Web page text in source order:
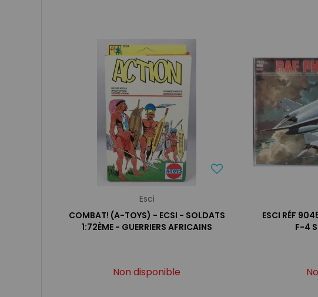
Esci
COMBAT! (A-TOYS) - ECSI - SOLDATS
1:72ÈME - GUERRIERS AFRICAINS
Non disponible
ESCI RÉF
F-4 S